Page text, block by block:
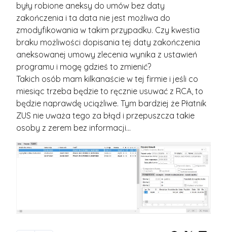
były robione aneksy do umów bez daty
zakończenia i ta data nie jest możliwa do
zmodyfikowania w takim przypadku. Czy kwestia
braku możliwości dopisania tej daty zakończenia
aneksowanej umowy zlecenia wynika z ustawień
programu i mogę gdzieś to zmienić?
Takich osób mam kilkanaście w tej firmie i jeśli co
miesiąc trzeba będzie to ręcznie usuwać z RCA, to
będzie naprawdę uciążliwe. Tym bardziej że Płatnik
ZUS nie uważa tego za błąd i przepuszcza takie
osoby z zerem bez informacji...